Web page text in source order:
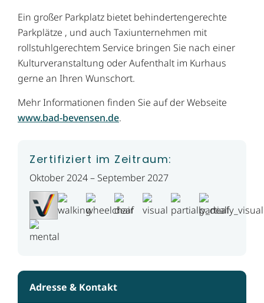
Ein großer Parkplatz bietet behindertengerechte
Parkplätze , und auch Taxiunternehmen mit
rollstuhlgerechtem Service bringen Sie nach einer
Kulturveranstaltung oder Aufenthalt im Kurhaus
gerne an Ihren Wunschort.
Mehr Informationen finden Sie auf der Webseite
www.bad-bevensen.de.
Zertifiziert im Zeitraum:
Oktober 2024 – September 2027
Adresse & Kontakt